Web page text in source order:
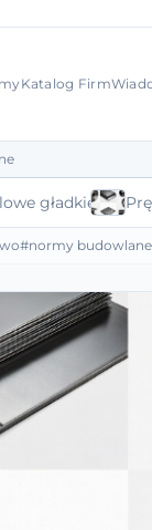
Katalog Firm
gładkie
#normy budowlane